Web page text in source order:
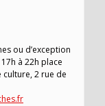
ou d’exception
à 22h place
culture, 2 rue de